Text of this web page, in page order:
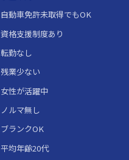
自動車免許未取得でもOK
資格支援制度あり
転勤なし
残業少ない
女性が活躍中
ノルマ無し
ブランクOK
平均年齢20代